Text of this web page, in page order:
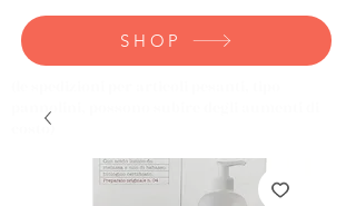
SHOP
pannolini, possono subire degli aumenti di
costo)